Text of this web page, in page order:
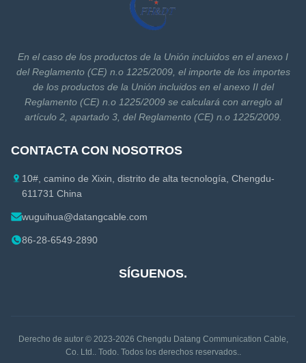
En el caso de los productos de la Unión incluidos en el anexo I
del Reglamento (CE) n.o 1225/2009, el importe de los importes
de los productos de la Unión incluidos en el anexo II del
Reglamento (CE) n.o 1225/2009 se calculará con arreglo al
artículo 2, apartado 3, del Reglamento (CE) n.o 1225/2009.
CONTACTA CON NOSOTROS
10#, camino de Xixin, distrito de alta tecnología, Chengdu-
611731 China
wuguihua@datangcable.com
86-28-6549-2890
SÍGUENOS.
Derecho de autor © 2023-2026 Chengdu Datang Communication Cable,
Co. Ltd.. Todo. Todos los derechos reservados..